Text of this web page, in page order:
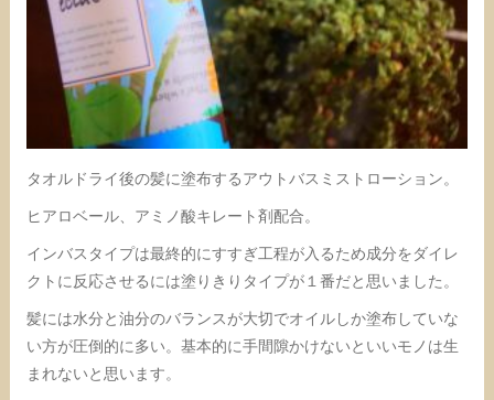
タオルドライ後の髪に塗布するアウトバスミストローション。
ヒアロベール、アミノ酸キレート剤配合。
インバスタイプは最終的にすすぎ工程が入るため成分をダイレ
クトに反応させるには塗りきりタイプが１番だと思いました。
髪には水分と油分のバランスが大切でオイルしか塗布していな
い方が圧倒的に多い。基本的に手間隙かけないといいモノは生
まれないと思います。